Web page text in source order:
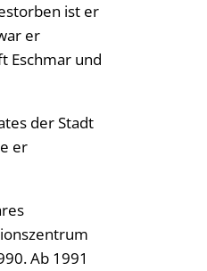
ist er
er
Eschmar und
der Stadt
er
Ab 1991